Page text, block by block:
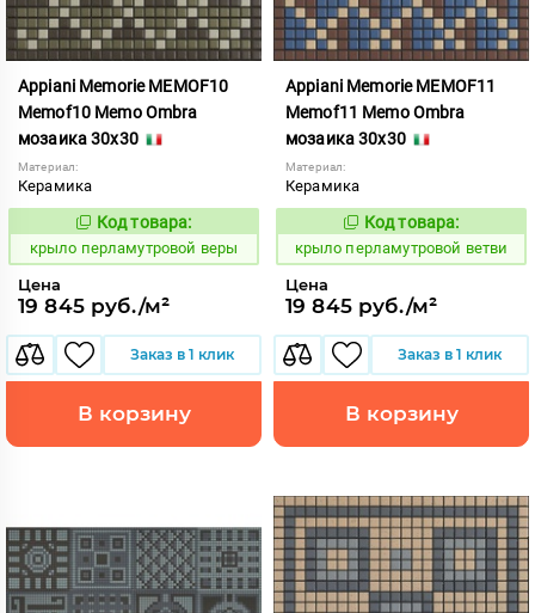
Appiani Memorie MEMOF10
Memof10 Memo Ombra
мозаика 30x30
Материал:
Керамика
837008
Код товара:
крыло перламутровой веры
Цена
19 845 руб./м²
Заказ в 1 клик
В корзину
Appiani Memorie MEMOF11
Memof11 Memo Ombra
мозаика 30x30
Материал:
Керамика
837009
Код товара:
крыло перламутровой ветви
Цена
19 845 руб./м²
Заказ в 1 клик
В корзину